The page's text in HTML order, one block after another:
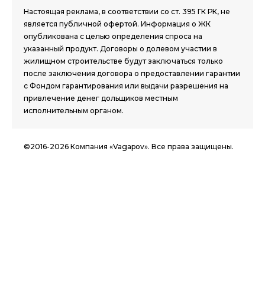
Настоящая реклама, в соответствии со ст. 395 ГК РК, не
является публичной офертой. Информация о ЖК
опубликована с целью определения спроса на
указанный продукт. Договоры о долевом участии в
жилищном строительстве будут заключаться только
после заключения договора о предоставлении гарантии
с Фондом гарантирования или выдачи разрешения на
привлечение денег дольщиков местным
исполнительным органом.
©2016-2026 Компания «Vagapov». Все права защищены.